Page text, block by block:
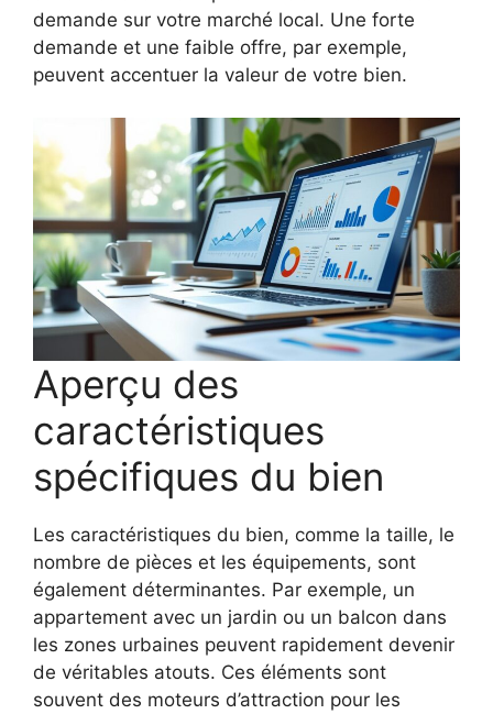
demande sur votre marché local. Une forte
demande et une faible offre, par exemple,
peuvent accentuer la valeur de votre bien.
Aperçu des
caractéristiques
spécifiques du bien
Les caractéristiques du bien, comme la taille, le
nombre de pièces et les équipements, sont
également déterminantes. Par exemple, un
appartement avec un jardin ou un balcon dans
les zones urbaines peuvent rapidement devenir
de véritables atouts. Ces éléments sont
souvent des moteurs d’attraction pour les